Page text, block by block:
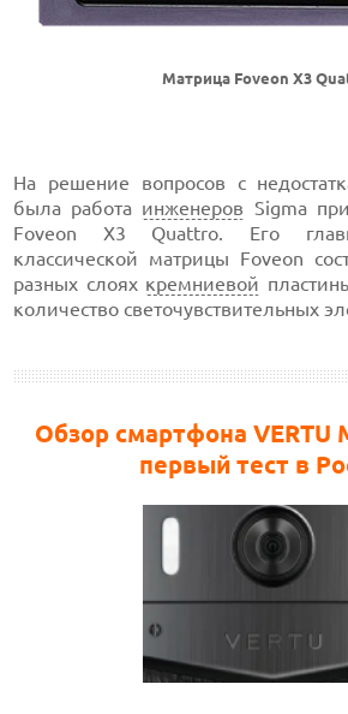
Матрица Foveon X3
На решение вопросов с
была работа инженеров Sigma
Foveon X3 Quattro. Его
классической матрицы Foveon
разных слоях кремниевой
количество светочувствительных
Обзор смартфона VERTU
первый тест в